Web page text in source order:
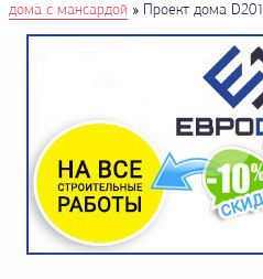
дома с мансардой » Проект дома D201